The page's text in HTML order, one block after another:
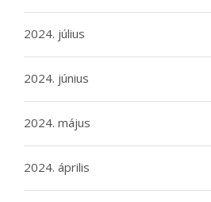
2024. július
2024. június
2024. május
2024. április